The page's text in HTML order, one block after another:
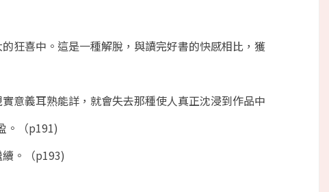
狂喜中。這是一種解脫，與讀完好書的快感相比，獲
意義耳熟能詳，就會失去那種使人真正沈浸到作品中
。（p191)
。（p193)